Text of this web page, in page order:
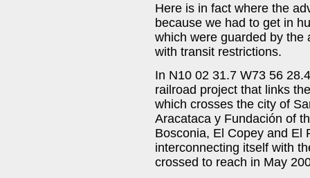
Here is in fact where the
because we had to get in
which were guarded by the
with transit restrictions.
In N10 02 31.7 W73 56
railroad project that links
which crosses the city of
Aracataca y Fundación of
Bosconia, El Copey and El
interconnecting itself with
crossed to reach in May